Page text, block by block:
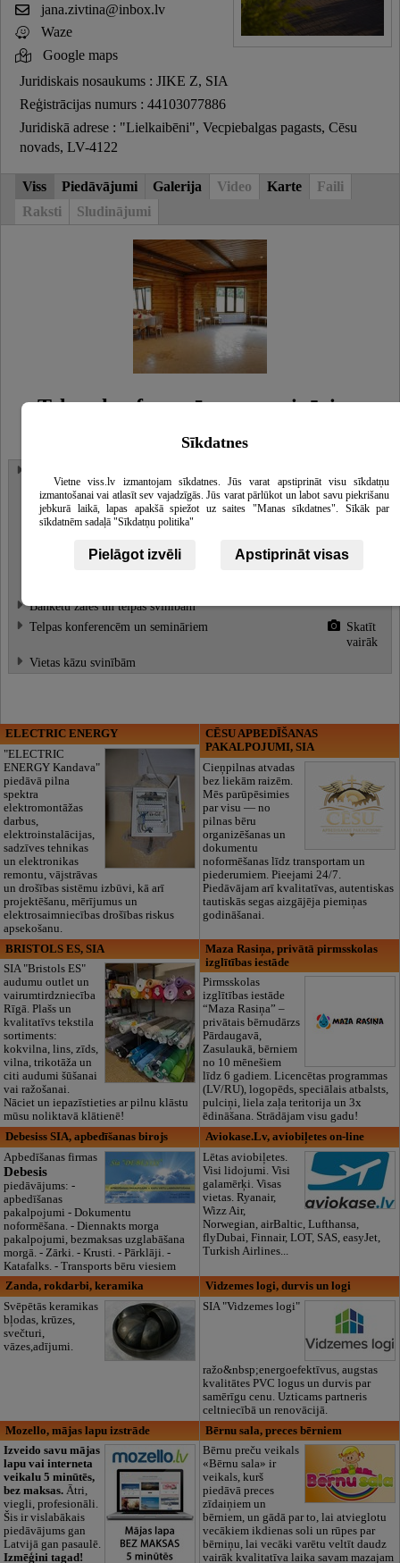
jana.zivtina@inbox.lv
Waze
Google maps
Juridiskais nosaukums : JIKE Z, SIA
Reģistrācijas numurs : 44103077886
Juridiskā adrese : "Lielkaibēni", Vecpiebalgas pagasts, Cēsu
novads, LV-4122
Viss Piedāvājumi Galerija Video Karte
Faili
Raksti
Sludinājumi
Telpas konferencēm un semināriem
Produkti, pakalpojumi, atslēgvārdi, nozares
vairāk
Viesu nami
Skatīt
Gultasvietas
Banketu zāles un telpas svinībām
Telpas konferencēm un semināriem
Skatīt
vairāk
Vietas kāzu svinībām
ELECTRIC ENERGY
"ELECTRIC
ENERGY Kandava"
piedāvā pilna
spektra
elektromontāžas
darbus,
elektroinstalācijas,
sadzīves tehnikas
un elektronikas
remontu, vājstrāvas
un drošības sistēmu izbūvi, kā arī
projektēšanu, mērījumus un
elektrosaimniecības drošības riskus
apsekošanu.
CĒSU APBEDĪŠANAS
PAKALPOJUMI, SIA
Cieņpilnas atvadas
bez liekām raizēm.
Mēs parūpēsimies
par visu — no
pilnas bēru
organizēšanas un
dokumentu
noformēšanas līdz transportam un
piederumiem. Pieejami 24/7.
Piedāvājam arī kvalitatīvas, autentiskas
tautiskās segas aizgājēja piemiņas
godināšanai.
BRISTOLS ES, SIA
SIA "Bristols ES"
audumu outlet un
vairumtirdzniecība
Rīgā. Plašs un
kvalitatīvs tekstila
sortiments:
kokvilna, lins, zīds,
vilna, trikotāža un
citi audumi šūšanai
vai ražošanai.
Nāciet un iepazīstieties ar pilnu klāstu
mūsu noliktavā klātienē!
Maza Rasiņa, privātā pirmsskolas
izglītības iestāde
Pirmsskolas
izglītības iestāde
“Maza Rasiņa” –
privātais bērnudārzs
Pārdaugavā,
Zasulaukā, bērniem
no 10 mēnešiem
līdz 6 gadiem. Licencētas programmas
(LV/RU), logopēds, speciālais atbalsts,
pulciņi, liela zaļa teritorija un 3x
ēdināšana. Strādājam visu gadu!
Debesiss SIA, apbedīšanas birojs
Apbedīšanas firmas
Debesis
piedāvājums: -
apbedīšanas
pakalpojumi - Dokumentu
noformēšana. - Diennakts morga
pakalpojumi, bezmaksas uzglabāšana
morgā. - Zārki. - Krusti. - Pārklāji. -
Katafalks. - Transports bēru viesiem
Aviokase.Lv, aviobiļetes on-line
Lētas aviobiļetes.
Visi lidojumi. Visi
galamērķi. Visas
vietas. Ryanair,
Wizz Air,
Norwegian, airBaltic, Lufthansa,
flyDubai, Finnair, LOT, SAS, easyJet,
Turkish Airlines...
Zanda, rokdarbi, keramika
Svēpētās keramikas
bļodas, krūzes,
svečturi,
vāzes,adījumi.
Vidzemes logi, durvis un logi
SIA "Vidzemes logi"
ražo&nbsp;energoefektīvus, augstas
kvalitātes PVC logus un durvis par
samērīgu cenu. Uzticams partneris
celtniecībā un renovācijā.
Mozello, mājas lapu izstrāde
Izveido savu mājas
lapu vai interneta
veikalu 5 minūtēs,
bez maksas.Ātri,
viegli, profesionāli.
Šis ir vislabākais
piedāvājums gan
Latvijā gan pasaulē.
Izmēģini tagad!
Bērnu sala, preces bērniem
Bērnu preču veikals
«Bērnu sala» ir
veikals, kurš
piedāvā preces
zīdaiņiem un
bērniem, un gādā par to, lai atvieglotu
vecākiem ikdienas soli un rūpes par
bērniņu, lai vecāki varētu veltīt daudz
vairāk kvalitatīva laika savam mazajam
Sīkdatnes
Vietne viss.lv izmantojam sīkdatnes. Jūs varat apstiprināt visu sīkdatņu
izmantošanai vai atlasīt sev vajadzīgās. Jūs varat pārlūkot un labot savu piekrišanu
jebkurā laikā, lapas apakšā spiežot uz saites "Manas sīkdatnes". Sīkāk par
sīkdatnēm sadaļā "Sīkdatņu politika"
Pielāgot izvēli Apstiprināt visas